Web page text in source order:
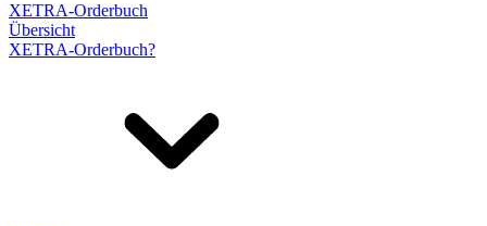
XETRA-Orderbuch
Übersicht
XETRA-Orderbuch?